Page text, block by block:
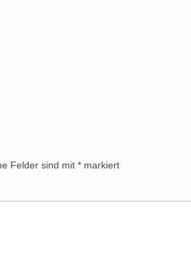
Felder sind mit * markiert